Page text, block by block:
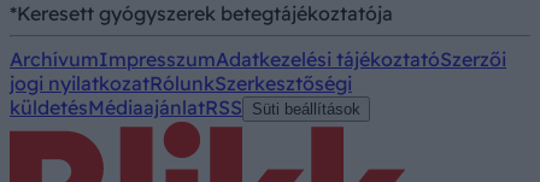
*Keresett gyógyszerek betegtájékoztatója
ArchívumImpresszumAdatkezelési tájékoztatóSzerzői
jogi nyilatkozatRólunkSzerkesztőségi
küldetésMédiaajánlatRSS Süti beállítások